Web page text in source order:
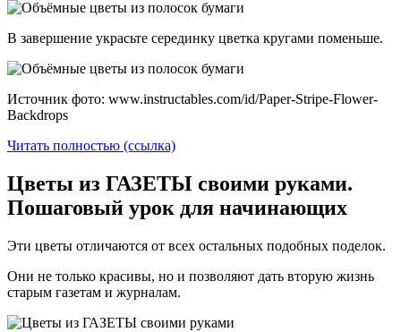
В завершение украсьте серединку цветка кругами поменьше.
Источник фото: www.instructables.com/id/Paper-Stripe-Flower-
Backdrops
Читать полностью (ссылка)
Цветы из ГАЗЕТЫ своими руками.
Пошаговый урок для начинающих
Эти цветы отличаются от всех остальных подобных поделок.
Они не только красивы, но и позволяют дать вторую жизнь
старым газетам и журналам.